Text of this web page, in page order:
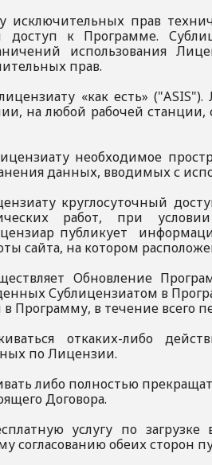
исключительных прав
к Программе.
использования
прав.
«как есть»
на любой рабочей
необходимое
данных, вводимых с
круглосуточный
работ, при
публикует
сайта, на котором
Обновление
Сублицензиатом в
в течение всего
откаких-либо
по Лицензии.
либо полностью
Договора.
услугу по
согласованию обеих сторон